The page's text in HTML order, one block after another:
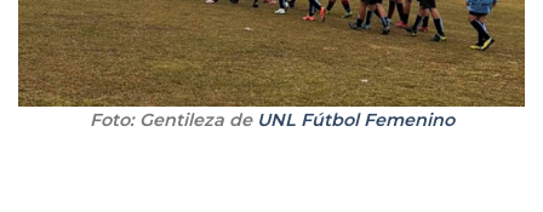
Foto: Gentileza de UNL Fútbol Femenino